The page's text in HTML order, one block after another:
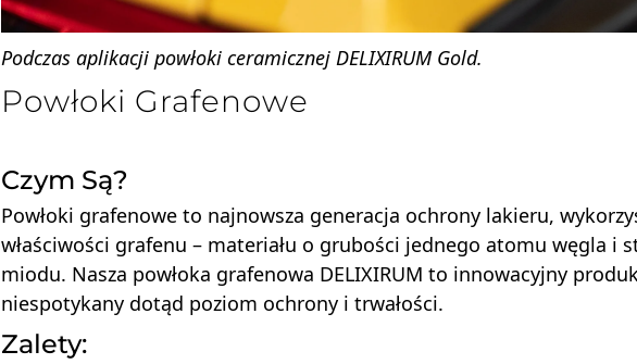
Podczas aplikacji powłoki ceramicznej DELIXIRUM Gold.
Powłoki Grafenowe
Czym Są?
Powłoki grafenowe to najnowsza generacja ochrony lakieru,
właściwości grafenu – materiału o grubości jednego atomu węgla i
miodu. Nasza powłoka grafenowa DELIXIRUM to innowacyjny
niespotykany dotąd poziom ochrony i trwałości.
Zalety: